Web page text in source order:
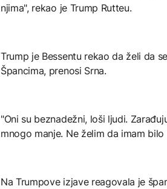
njima", rekao je Trump Rutteu.
Trump je Bessentu rekao da želi da
Špancima, prenosi Srna.
"Oni su beznadežni, loši ljudi.
mnogo manje. Ne želim da imam
Na Trumpove izjave reagovala je